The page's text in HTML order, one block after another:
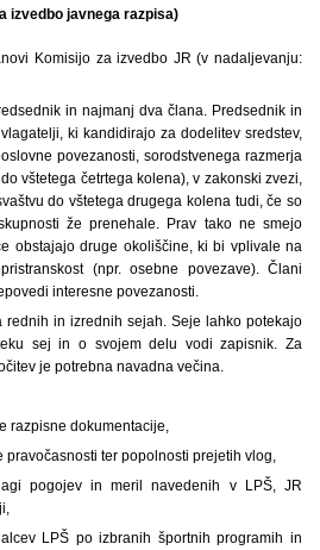
izvedbo javnega razpisa)
Komisijo za izvedbo JR (v nadaljevanju:
in najmanj dva člana. Predsednik in
ki kandidirajo za dodelitev sredstev,
povezanosti, sorodstvenega razmerja
vštetega četrtega kolena), v zakonski zvezi,
do vštetega drugega kolena tudi, če so
že prenehale. Prav tako ne smejo
obstajajo druge okoliščine, ki bi vplivale na
(npr. osebne povezave). Člani
interesne povezanosti.
rednih in izrednih sejah. Seje lahko potekajo
sej in o svojem delu vodi zapisnik. Za
je potrebna navadna večina.
razpisne dokumentacije,
ter popolnosti prejetih vlog,
pogojev in meril navedenih v LPŠ, JR
LPŠ po izbranih športnih programih in